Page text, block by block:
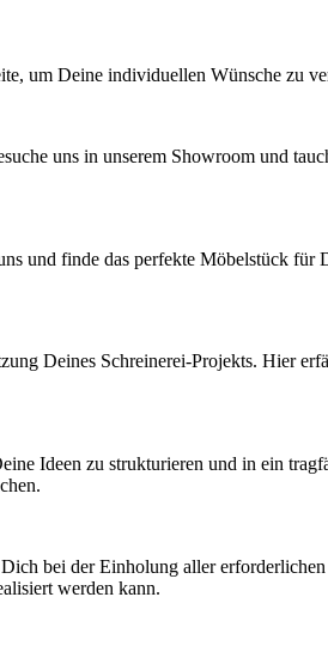
um Deine individuellen Wünsche zu
uns in unserem Showroom und
und finde das perfekte Möbelstück für
Deines Schreinerei-Projekts. Hier
Ideen zu strukturieren und in ein
bei der Einholung aller
werden kann.